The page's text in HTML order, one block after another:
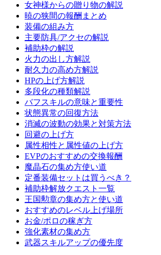
女神様からの贈り物の解説
暁の狭間の報酬まとめ
装備の組み方
主要防具/アクセの解説
補助枠の解説
火力の出し方解説
耐久力の高め方解説
HPの上げ方解説
多段化の種類解説
バフスキルの意味と重要性
状態異常の回復方法
消滅の波動の効果と対策方法
回避の上げ方
属性相性と属性値の上げ方
EVPのおすすめの交換報酬
魔晶石の集め方使い道
定番装備セットは買うべき？
補助枠解放クエスト一覧
王国勲章の集め方と使い道
おすすめのレベル上げ場所
お金/ポロの稼ぎ方
強化素材の集め方
武器スキルアップの優先度